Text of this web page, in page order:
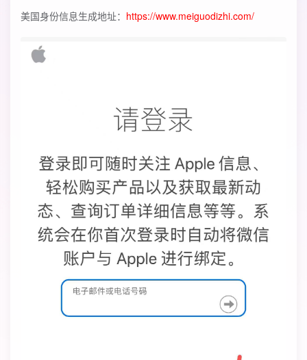
美国身份信息生成地址： https://www.meiguodizhi.com/